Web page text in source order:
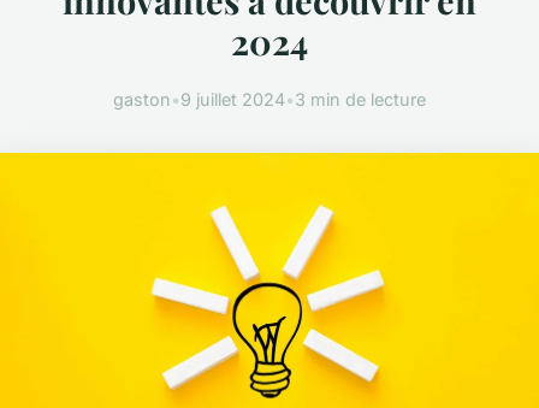
2024
gaston•9 juillet 2024•3 min de lecture